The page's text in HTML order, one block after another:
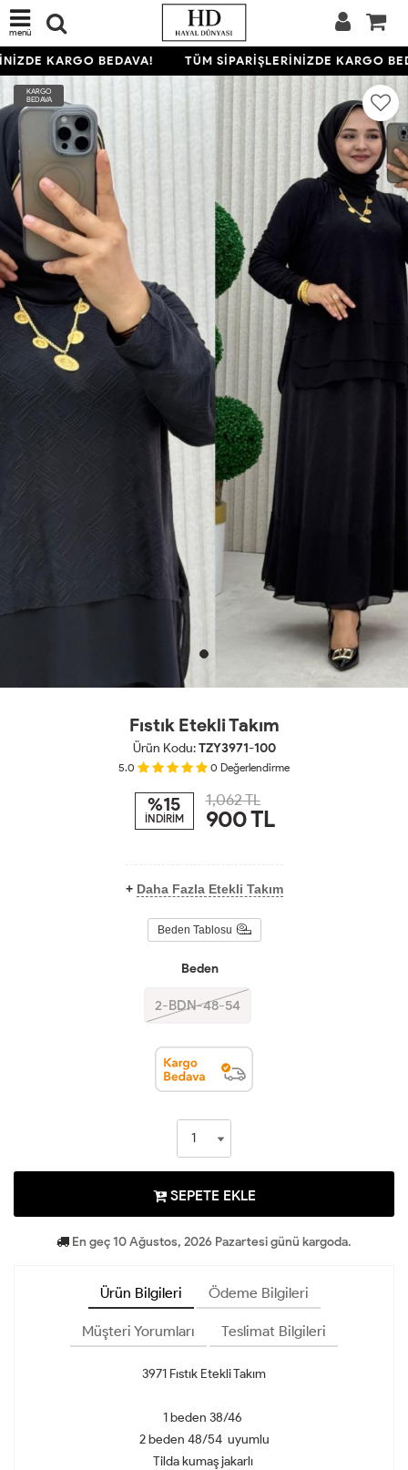
menü
KARGO BEDAVA! TÜM SİPARİŞLERİNİZDE KARGO
KARGO
BEDAVA
Fıstık Etekli Takım
Ürün Kodu:TZY3971-100
5.0 0 Değerlendirme
%15
İNDİRİM
1,062 TL
900TL
+ Daha Fazla Etekli Takım
Beden Tablosu
Beden
2-BDN-48-54
SEPETE EKLE
En geç 10 Ağustos, 2026 Pazartesi günü kargoda.
Ürün Bilgileri Ödeme Bilgileri
Müşteri Yorumları Teslimat Bilgileri
3971 Fıstık Etekli Takım
1 beden 38/46
2 beden 48/54 uyumlu
Tilda kumaş jakarlı